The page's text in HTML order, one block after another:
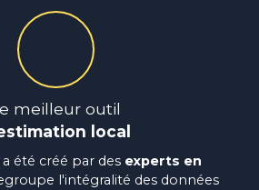
meilleur outil
local
été créé par des experts en
l'intégralité des données